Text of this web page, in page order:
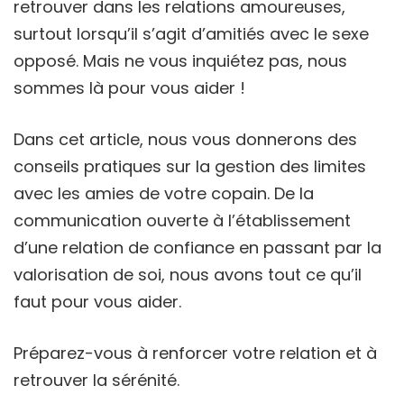
retrouver dans les relations amoureuses,
surtout lorsqu’il s’agit d’amitiés avec le sexe
opposé. Mais ne vous inquiétez pas, nous
sommes là pour vous aider !
Dans cet article, nous vous donnerons des
conseils pratiques sur la gestion des limites
avec les amies de votre copain. De la
communication ouverte à l’établissement
d’une relation de confiance en passant par la
valorisation de soi, nous avons tout ce qu’il
faut pour vous aider.
Préparez-vous à renforcer votre relation et à
retrouver la sérénité.